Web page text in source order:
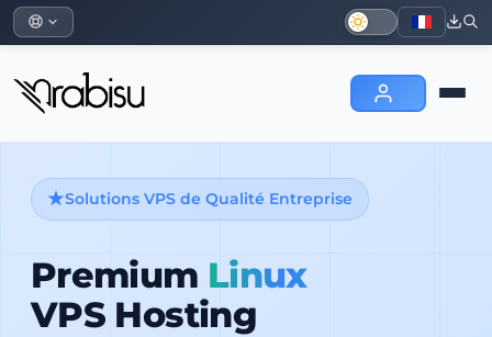
Solutions VPS de Qualité Entreprise
Premium Linux
VPS Hosting